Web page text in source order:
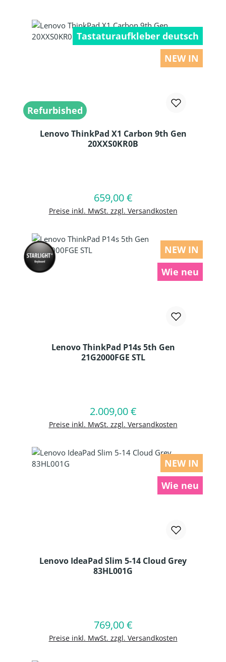
Tastaturaufkleber deutsch
NEW IN
Refurbished
Lenovo ThinkPad X1 Carbon 9th Gen
20XXS0KR0B
Regulärer Preis:
659,00 €
Preise inkl. MwSt. zzgl. Versandkosten
In den Warenkorb
NEW IN
Wie neu
Lenovo ThinkPad P14s 5th Gen
21G2000FGE STL
Regulärer Preis:
2.009,00 €
Preise inkl. MwSt. zzgl. Versandkosten
In den Warenkorb
NEW IN
Wie neu
Lenovo IdeaPad Slim 5-14 Cloud Grey
83HL001G
Regulärer Preis:
769,00 €
Preise inkl. MwSt. zzgl. Versandkosten
In den Warenkorb